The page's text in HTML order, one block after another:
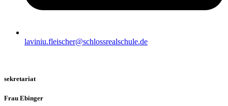
laviniu.fleischer@schlossrealschule.de
sekretariat
Frau Ebinger